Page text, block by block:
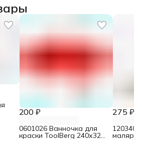
200 ₽
0601026 Ванночка для
краски ToolBerg 240х320
275 ₽